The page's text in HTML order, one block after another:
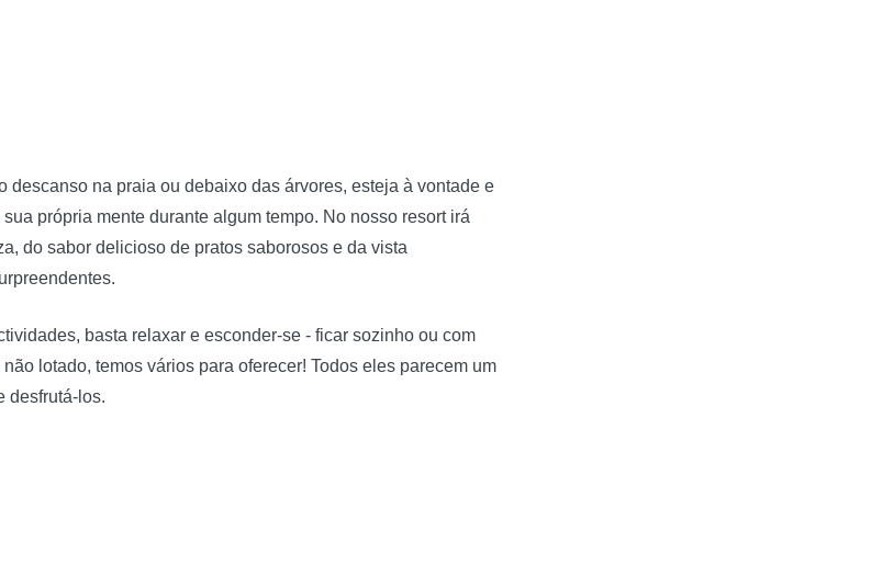
descanso na praia ou debaixo das árvores, esteja à vontade e
própria mente durante algum tempo. No nosso resort irá
do sabor delicioso de pratos saborosos e da vista
basta relaxar e esconder-se - ficar sozinho ou com
lotado, temos vários para oferecer! Todos eles parecem um
desfrutá-los.